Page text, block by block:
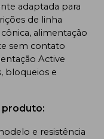
adaptada para
de linha
alimentação
sem contato
Active
bloqueios e
produto:
e resistência